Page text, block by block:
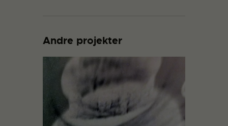
Andre projekter